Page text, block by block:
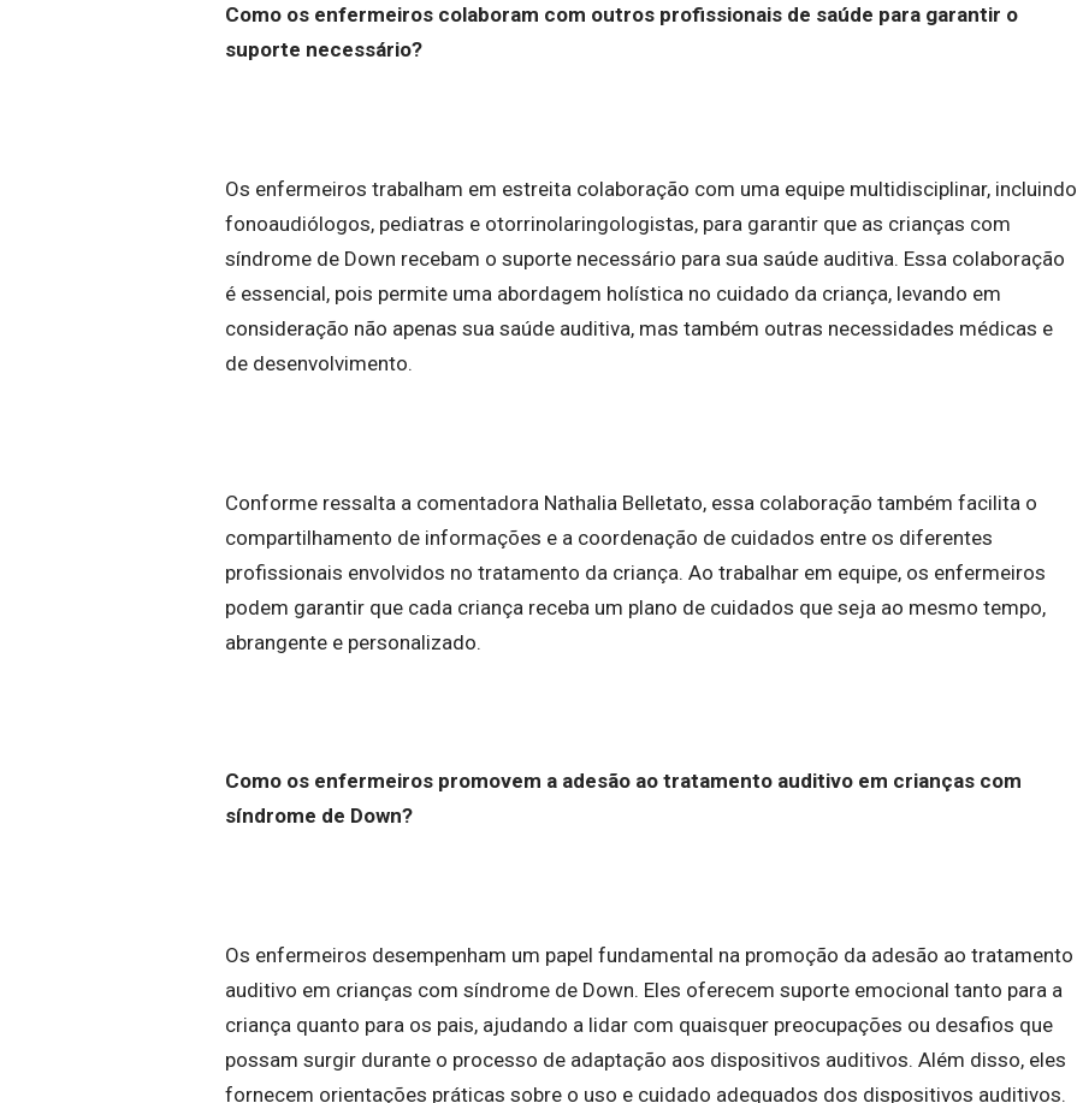
Como os enfermeiros colaboram com outros profissionais de saúde para garantir o
suporte necessário?
Os enfermeiros trabalham em estreita colaboração com uma equipe multidisciplinar, incluindo
fonoaudiólogos, pediatras e otorrinolaringologistas, para garantir que as crianças com
síndrome de Down recebam o suporte necessário para sua saúde auditiva. Essa colaboração
é essencial, pois permite uma abordagem holística no cuidado da criança, levando em
consideração não apenas sua saúde auditiva, mas também outras necessidades médicas e
de desenvolvimento.
Conforme ressalta a comentadora Nathalia Belletato, essa colaboração também facilita o
compartilhamento de informações e a coordenação de cuidados entre os diferentes
profissionais envolvidos no tratamento da criança. Ao trabalhar em equipe, os enfermeiros
podem garantir que cada criança receba um plano de cuidados que seja ao mesmo tempo,
abrangente e personalizado.
Como os enfermeiros promovem a adesão ao tratamento auditivo em crianças com
síndrome de Down?
Os enfermeiros desempenham um papel fundamental na promoção da adesão ao tratamento
auditivo em crianças com síndrome de Down. Eles oferecem suporte emocional tanto para a
criança quanto para os pais, ajudando a lidar com quaisquer preocupações ou desafios que
possam surgir durante o processo de adaptação aos dispositivos auditivos. Além disso, eles
fornecem orientações práticas sobre o uso e cuidado adequados dos dispositivos auditivos.